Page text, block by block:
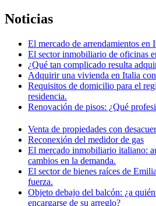
Noticias
El mercado de arrendamientos en
El sector inmobiliario de oficinas
¿Qué tan complicado resulta
Adquirir una vivienda en Italia
Requisitos de domicilio para el
residencia.
Renovación de pisos: ¿Qué
Venta de propiedades con
Reconexión del medidor de gas
El mercado inmobiliario italiano:
cambios en la demanda.
El sector de bienes raíces de
fuerza.
Objeto debajo del balcón: ¿a
encargarse de su arreglo?